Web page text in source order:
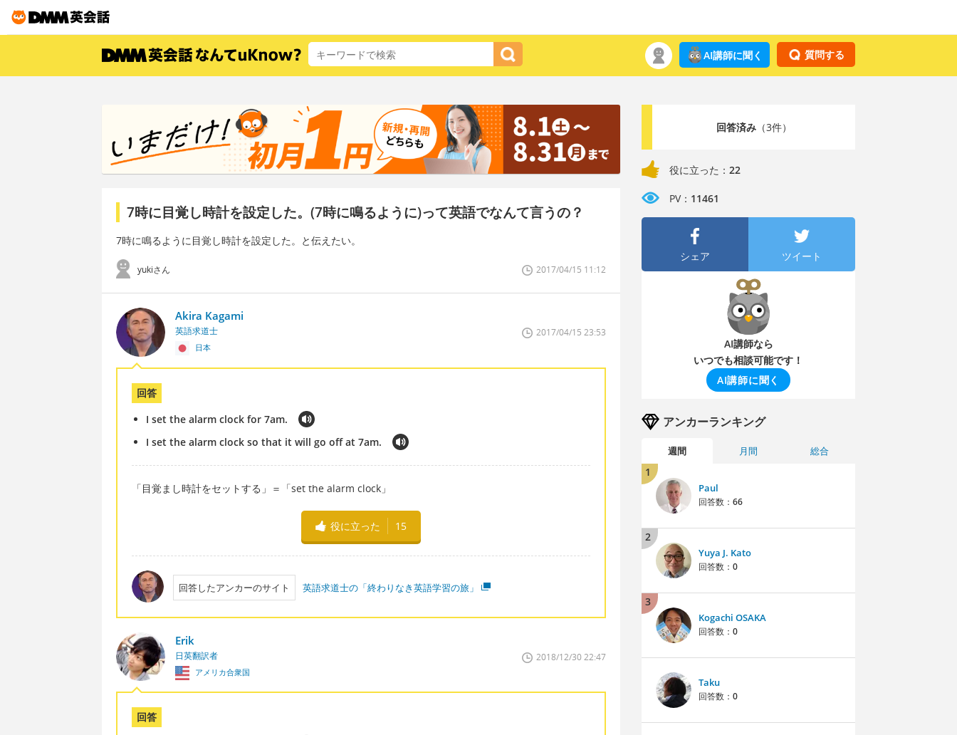
質問する
AI講師に聞く
7時に目覚し時計を設定した。(7時に鳴るように)って英語でなんて言うの？
7時に鳴るように目覚し時計を設定した。と伝えたい。
yukiさん 2017/04/15 11:12
Akira Kagami
英語求道士
日本
2017/04/15 23:53
回答
I set the alarm clock for 7am.
I set the alarm clock so that it will go off at 7am.
「目覚まし時計をセットする」＝「set the alarm clock」
役に立った 15
回答したアンカーのサイト 英語求道士の「終わりなき英語学習の旅」
Erik
日英翻訳者
アメリカ合衆国
2018/12/30 22:47
回答
回答済み（3件）
役に立った： 22
PV： 11461
シェア ツイート
AI講師なら
いつでも相談可能です！
AI講師に聞く
アンカーランキング
週間 月間 総合
1
Paul
回答数： 66
2
Yuya J. Kato
回答数： 0
3
Kogachi OSAKA
回答数： 0
Taku
回答数： 0